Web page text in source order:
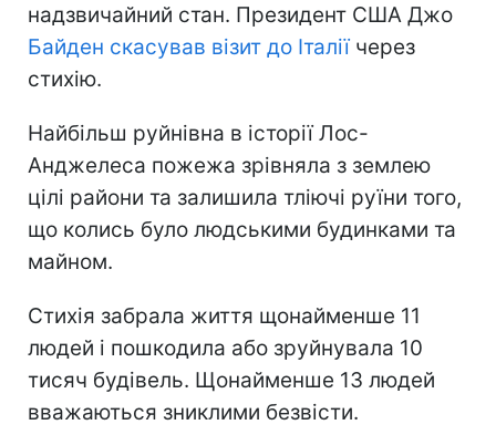
надзвичайний стан. Президент США Джо
Байден скасував візит до Італіїчерез
стихію.
Найбільш руйнівна в історії Лос-
Анджелеса пожежа зрівняла з землею
цілі райони та залишила тліючі руїни того,
що колись було людськими будинками та
майном.
Стихія забрала життя щонайменше 11
людей і пошкодила або зруйнувала 10
тисяч будівель. Щонайменше 13 людей
вважаються зниклими безвісти.